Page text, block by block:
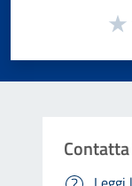
Valuta da 1 a 5